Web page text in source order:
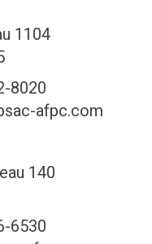
1104
8020
afpc.com
140
6530